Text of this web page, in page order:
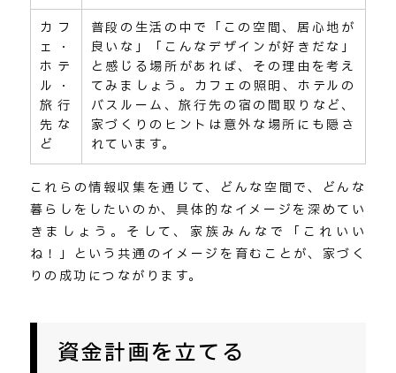
カフ
ェ・
ホテ
ル・
旅行
先な
ど
普段の生活の中で「この空間、居心地が
良いな」「こんなデザインが好きだな」
と感じる場所があれば、その理由を考え
てみましょう。カフェの照明、ホテルの
バスルーム、旅行先の宿の間取りなど、
家づくりのヒントは意外な場所にも隠さ
れています。
これらの情報収集を通じて、どんな空間で、どんな
暮らしをしたいのか、具体的なイメージを深めてい
きましょう。そして、家族みんなで「これいい
ね！」という共通のイメージを育むことが、家づく
りの成功につながります。
資金計画を立てる